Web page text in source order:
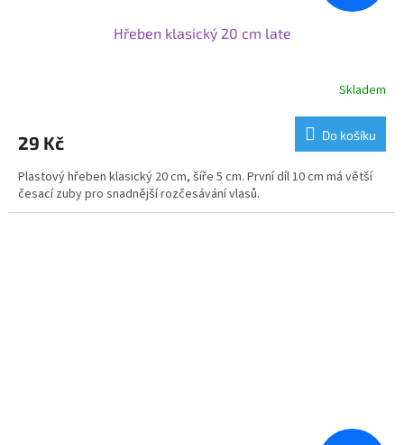
Hřeben klasický 20 cm late
Skladem
29 Kč Do košíku
Plastový hřeben klasický 20 cm, šíře 5 cm. První díl 10 cm má větší
česací zuby pro snadnější rozčesávání vlasů.